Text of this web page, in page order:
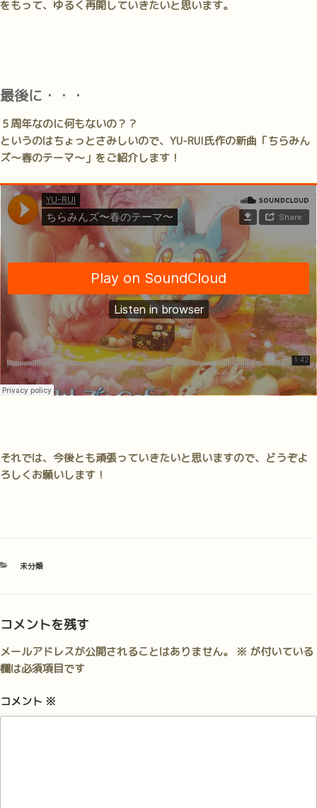
をもって、ゆるく再開していきたいと思います。
最後に・・・
５周年なのに何もないの？？
というのはちょっとさみしいので、YU-RUI氏作の新曲「ちらみん
ズ～春のテーマ～」をご紹介します！
それでは、今後とも頑張っていきたいと思いますので、どうぞよ
ろしくお願いします！
カ
ー
未分類
コメントを残す
メールアドレスが公開されることはありません。 ※ が付いている
欄は必須項目です
コメント ※